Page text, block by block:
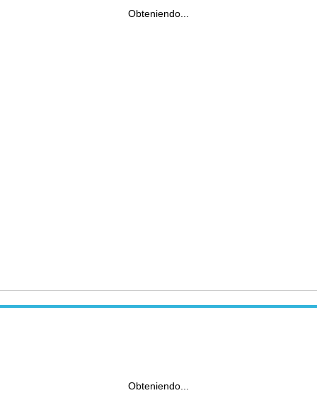
Obteniendo...
Obteniendo...